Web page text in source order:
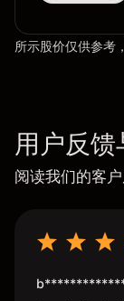
所示股价仅供参考
用户反馈
阅读我们的客